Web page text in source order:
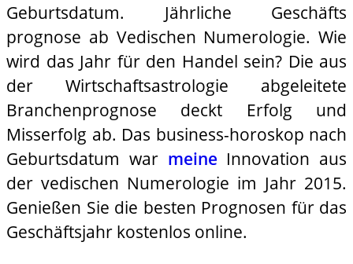
Geburtsdatum. Jährliche Geschäfts
prognose ab Vedischen Numerologie. Wie
wird das Jahr für den Handel sein? Die aus
der Wirtschaftsastrologie abgeleitete
Branchenprognose deckt Erfolg und
Misserfolg ab. Das business-horoskop nach
Geburtsdatum war meine Innovation aus
der vedischen Numerologie im Jahr 2015.
Genießen Sie die besten Prognosen für das
Geschäftsjahr kostenlos online.